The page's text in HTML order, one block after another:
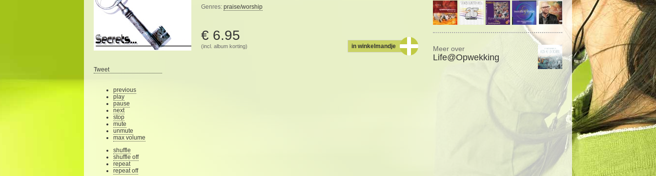
Genres: praise/worship
€ 6.95
(incl. album korting) in winkelmandje
Tweet
previous
play
pause
next
stop
mute
unmute
max volume
shuffle
shuffle off
repeat
repeat off
Meer over
Life@Opwekking